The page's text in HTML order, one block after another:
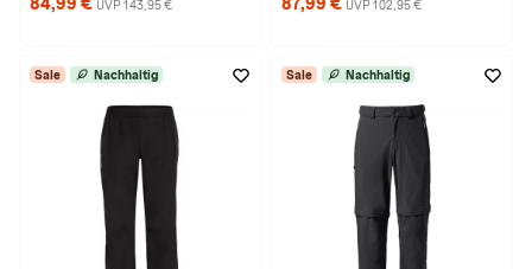
UVP 143,95 € UVP 102,95 €
Sale Nachhaltig Sale Nachhaltig